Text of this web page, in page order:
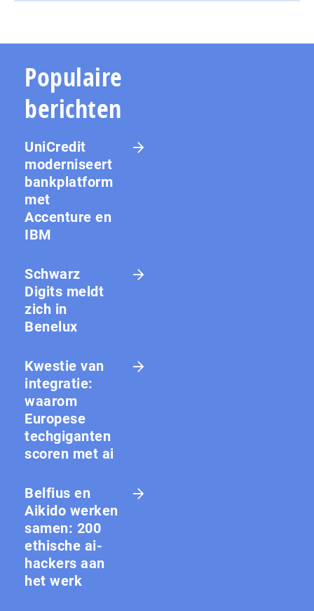
Populaire
berichten
UniCredit
moderniseert
bankplatform
met
Accenture en
IBM
Schwarz
Digits meldt
zich in
Benelux
Kwestie van
integratie:
waarom
Europese
techgiganten
scoren met ai
Belfius en
Aikido werken
samen: 200
ethische ai-
hackers aan
het werk